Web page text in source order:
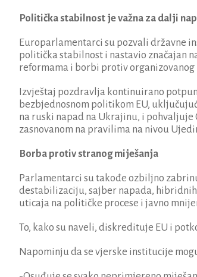
Politička stabilnost je važna za dalji
Europarlamentarci su pozvali državne
politička stabilnost i nastavio značajan
reformama i borbi protiv
Izvještaj pozdravlja kontinuirano
bezbjednosnom politikom EU,
na ruski napad na Ukrajinu, i
zasnovanom na pravilima na nivou
Borba protiv stranog miješanja
Parlamentarci su takođe ozbiljno
destabilizaciju, sajber napada,
uticaja na političke procese i javno
To, kako su naveli, diskredituje EU i
Napominju da se vjerske institucije